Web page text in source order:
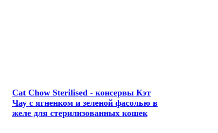
Cat Chow Sterilised - консервы Кэт
Чау с ягненком и зеленой фасолью в
желе для стерилизованных кошек